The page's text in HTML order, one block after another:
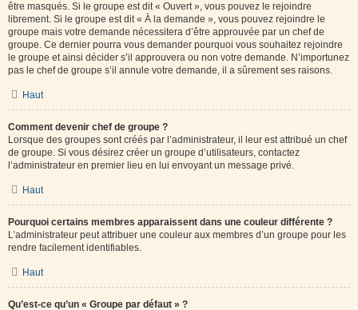
être masqués. Si le groupe est dit « Ouvert », vous pouvez le rejoindre
librement. Si le groupe est dit « À la demande », vous pouvez rejoindre le
groupe mais votre demande nécessitera d’être approuvée par un chef de
groupe. Ce dernier pourra vous demander pourquoi vous souhaitez rejoindre
le groupe et ainsi décider s’il approuvera ou non votre demande. N’importunez
pas le chef de groupe s’il annule votre demande, il a sûrement ses raisons.
Haut
Comment devenir chef de groupe ?
Lorsque des groupes sont créés par l’administrateur, il leur est attribué un chef
de groupe. Si vous désirez créer un groupe d’utilisateurs, contactez
l’administrateur en premier lieu en lui envoyant un message privé.
Haut
Pourquoi certains membres apparaissent dans une couleur différente ?
L’administrateur peut attribuer une couleur aux membres d’un groupe pour les
rendre facilement identifiables.
Haut
Qu’est-ce qu’un « Groupe par défaut » ?